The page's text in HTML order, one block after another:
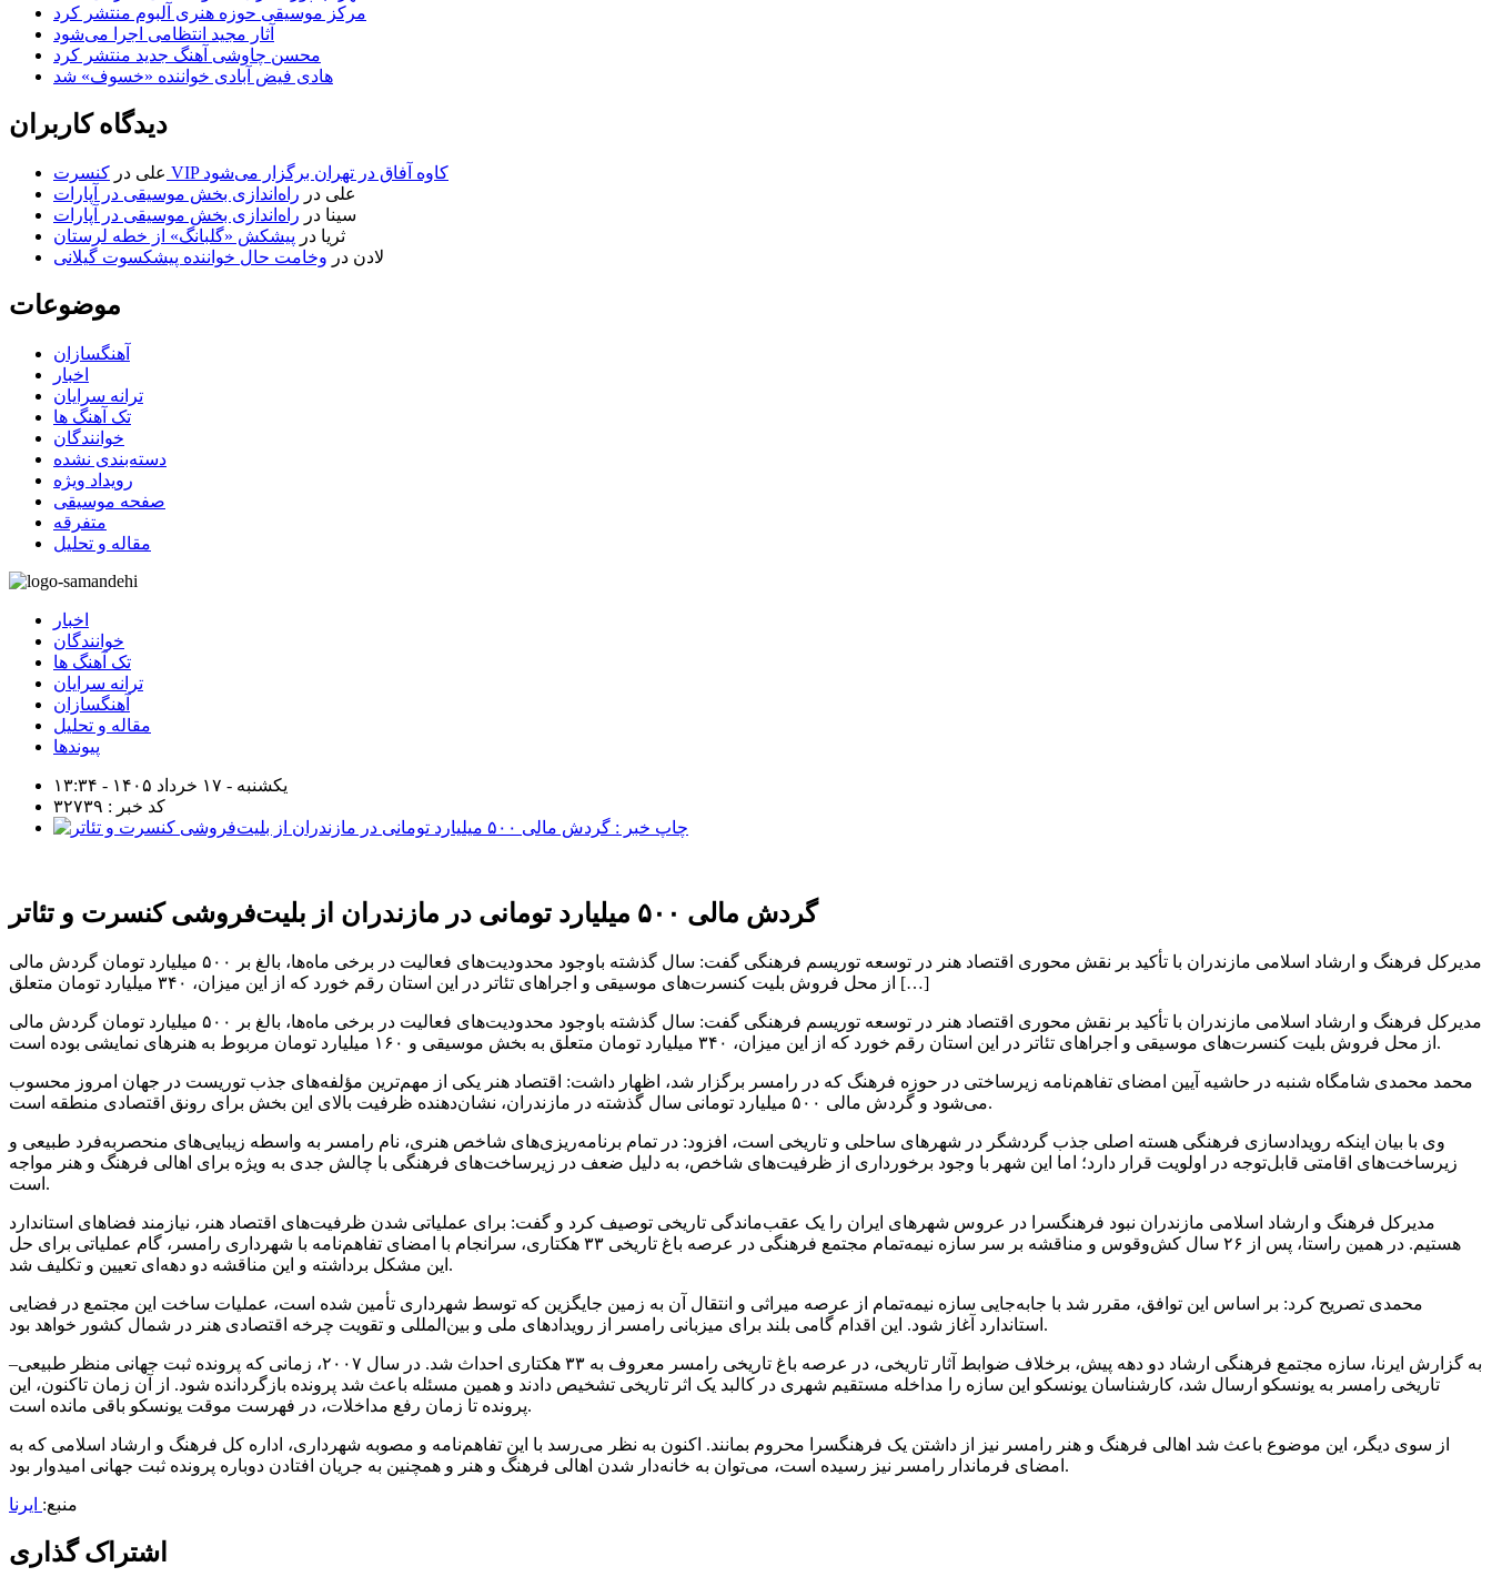
مرکز موسیقی حوزه هنری آلبوم منتشر کرد
آثار مجید انتظامی اجرا می‌شود
محسن چاوشی آهنگ جدید منتشر کرد
هادی فیض آبادی خواننده «خسوف» شد
دیدگاه کاربران
علی در
کنسرت VIP کاوه آفاق در تهران برگزار می‌شود
علی در راه‌اندازی بخش موسیقی در آپارات
سینا در راه‌اندازی بخش موسیقی در آپارات
ثریا در پیشکش «گلبانگ» از خطه لرستان
لادن در وخامت حال خواننده پیشکسوت گیلانی
موضوعات
آهنگسازان
اخبار
ترانه سرایان
تک آهنگ ها
خوانندگان
دسته‌بندی نشده
رویداد ویژه
صفحه موسیقی
متفرقه
مقاله و تحلیل
اخبار
خوانندگان
تک آهنگ ها
ترانه سرایان
آهنگسازان
مقاله و تحلیل
پیوندها
یکشنبه - ۱۷ خرداد ۱۴۰۵ - ۱۳:۳۴
کد خبر : ۳۲۷۳۹
گردش مالی ۵۰۰ میلیارد تومانی در مازندران از بلیت‌فروشی کنسرت و تئاتر
مدیرکل فرهنگ و ارشاد اسلامی مازندران با تأکید بر نقش محوری اقتصاد هنر در توسعه توریسم فرهنگی گفت: سال گذشته باوجود محدودیت‌های فعالیت در برخی ماه‌ها، بالغ بر ۵۰۰ میلیارد تومان گردش مالی
از محل فروش بلیت کنسرت‌های موسیقی و اجراهای تئاتر در این استان رقم خورد که از این میزان، ۳۴۰ میلیارد تومان متعلق […]
مدیرکل فرهنگ و ارشاد اسلامی مازندران با تأکید بر نقش محوری اقتصاد هنر در توسعه توریسم فرهنگی گفت: سال گذشته باوجود محدودیت‌های فعالیت در برخی ماه‌ها، بالغ بر ۵۰۰ میلیارد تومان گردش مالی
از محل فروش بلیت کنسرت‌های موسیقی و اجراهای تئاتر در این استان رقم خورد که از این میزان، ۳۴۰ میلیارد تومان متعلق به بخش موسیقی و ۱۶۰ میلیارد تومان مربوط به هنرهای نمایشی بوده است.
محمد محمدی شامگاه شنبه در حاشیه آیین امضای تفاهم‌نامه زیرساختی در حوزه فرهنگ که در رامسر برگزار شد، اظهار داشت: اقتصاد هنر یکی از مهم‌ترین مؤلفه‌های جذب توریست در جهان امروز محسوب
می‌شود و گردش مالی ۵۰۰ میلیارد تومانی سال گذشته در مازندران، نشان‌دهنده ظرفیت بالای این بخش برای رونق اقتصادی منطقه است.
وی با بیان اینکه رویدادسازی فرهنگی هسته اصلی جذب گردشگر در شهرهای ساحلی و تاریخی است، افزود: در تمام برنامه‌ریزی‌های شاخص هنری، نام رامسر به واسطه زیبایی‌های منحصربه‌فرد طبیعی و
زیرساخت‌های اقامتی قابل‌توجه در اولویت قرار دارد؛ اما این شهر با وجود برخورداری از ظرفیت‌های شاخص، به دلیل ضعف در زیرساخت‌های فرهنگی با چالش جدی به ویژه برای اهالی فرهنگ و هنر مواجه
است.
مدیرکل فرهنگ و ارشاد اسلامی مازندران نبود فرهنگسرا در عروس شهرهای ایران را یک عقب‌ماندگی تاریخی توصیف کرد و گفت: برای عملیاتی شدن ظرفیت‌های اقتصاد هنر، نیازمند فضاهای استاندارد
هستیم. در همین راستا، پس از ۲۶ سال کش‌وقوس و مناقشه بر سر سازه نیمه‌تمام مجتمع فرهنگی در عرصه باغ تاریخی ۳۳ هکتاری، سرانجام با امضای تفاهم‌نامه با شهرداری رامسر، گام عملیاتی برای حل
این مشکل برداشته و این مناقشه دو دهه‌ای تعیین و تکلیف شد. ‌
محمدی تصریح کرد: بر اساس این توافق، مقرر شد با جابه‌جایی سازه نیمه‌تمام از عرصه میراثی و انتقال آن به زمین جایگزین که توسط شهرداری تأمین شده است، عملیات ساخت این مجتمع در فضایی
استاندارد آغاز شود. این اقدام گامی بلند برای میزبانی رامسر از رویدادهای ملی و بین‌المللی و تقویت چرخه اقتصادی هنر در شمال کشور خواهد بود.
به گزارش ایرنا، سازه مجتمع فرهنگی ارشاد دو دهه پیش، برخلاف ضوابط آثار تاریخی، در عرصه باغ تاریخی رامسر معروف به ۳۳ هکتاری احداث شد. در سال ۲۰۰۷، زمانی که پرونده ثبت جهانی منظر طبیعی–
تاریخی رامسر به یونسکو ارسال شد، کارشناسان یونسکو این سازه را مداخله مستقیم شهری در کالبد یک اثر تاریخی تشخیص دادند و همین مسئله باعث شد پرونده بازگردانده شود. از آن زمان تاکنون، این
پرونده تا زمان رفع مداخلات، در فهرست موقت یونسکو باقی مانده است.
از سوی دیگر، این موضوع باعث شد اهالی فرهنگ و هنر رامسر نیز از داشتن یک فرهنگسرا محروم بمانند. اکنون به نظر می‌رسد با این تفاهم‌نامه و مصوبه شهرداری، اداره کل فرهنگ و ارشاد اسلامی که به
امضای فرماندار رامسر نیز رسیده است، می‌توان به خانه‌دار شدن اهالی فرهنگ و هنر و همچنین به جریان افتادن دوباره پرونده ثبت جهانی امیدوار بود.
منبع: ایرنا
اشتراک گذاری